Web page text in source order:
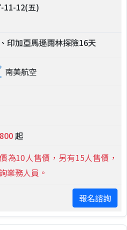
11-12(五)
印加亞馬遜雨林探險16天
南美航空
起
為10人售價，另有15人售價，
業務人員。
報名諮詢